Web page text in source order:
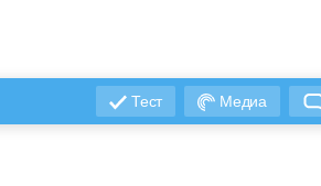
Тест Медиа